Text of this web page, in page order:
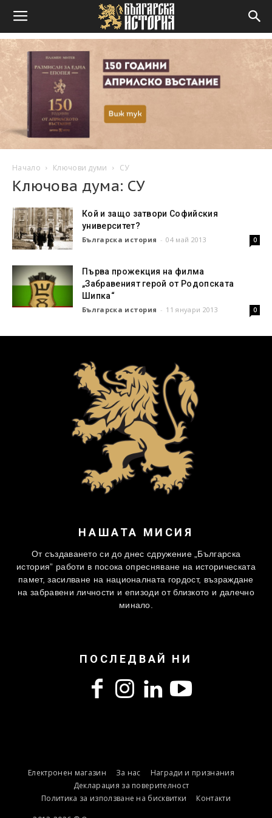
Начало Ключови думи СУ
Ключова дума: СУ
Кой и защо затвори Софийския
университет?
Българска история - 04 май 2013 0
Първа прожекция на филма
„Забравеният герой от Родопската
Шипка“
Българска история - 11 януари 2013 0
НАШАТА МИСИЯ
От създаването си до днес сдружение „Българска
история” работи в посока опресняване на историческата
памет, засилване на националната гордост, възраждане
на забравени личности и епизоди от близкото и далечно
минало.
ПОСЛЕДВАЙ НИ
Електронен магазин За нас
Награди и признания
Декларация за поверителност
Политика за използване на бисквитки
Контакти